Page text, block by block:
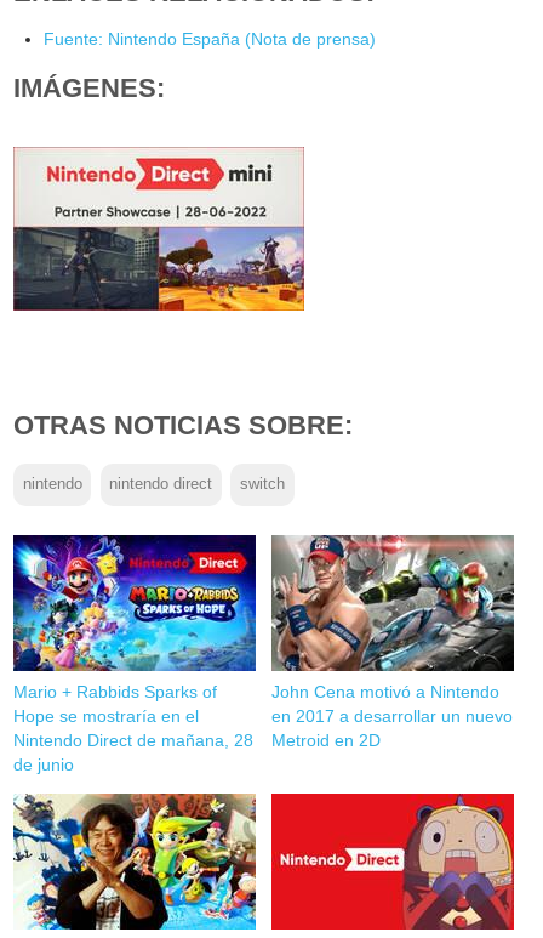
Fuente: Nintendo España (Nota de prensa)
IMÁGENES:
OTRAS NOTICIAS SOBRE:
nintendo nintendo direct switch
Mario + Rabbids Sparks of
Hope se mostraría en el
Nintendo Direct de mañana, 28
de junio
John Cena motivó a Nintendo
en 2017 a desarrollar un nuevo
Metroid en 2D